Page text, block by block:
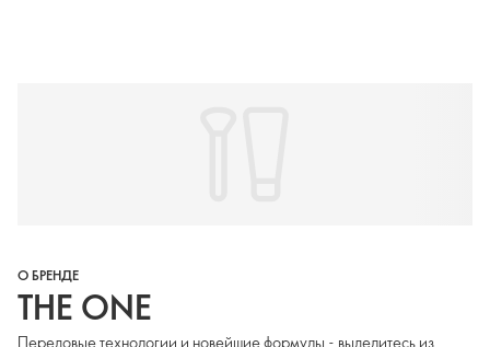
О БРЕНДЕ
THE ONE
Передовые технологии и новейшие формулы - выделитесь из